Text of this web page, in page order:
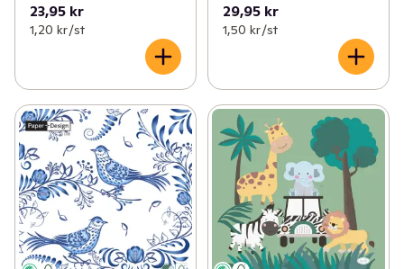
23,95 kr
1,20 kr /st
29,95 kr
1,50 kr /st